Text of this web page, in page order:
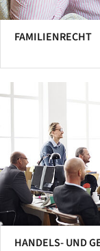
FAMILIENRECHT
HANDELS- UND